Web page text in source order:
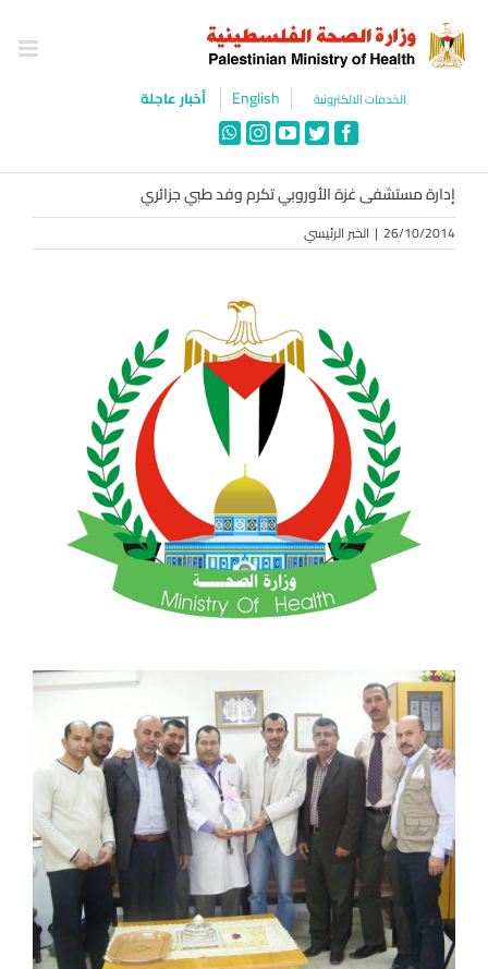
content
الخدمات الالكترونية English أخبار عاجلة
Facebook
Twitter
YouTube
Instagram
WhatsApp
إدارة مستشفى غزة الأوروبي تكرم وفد طبي جزائري
26/10/2014
| الخبر الرئيسي